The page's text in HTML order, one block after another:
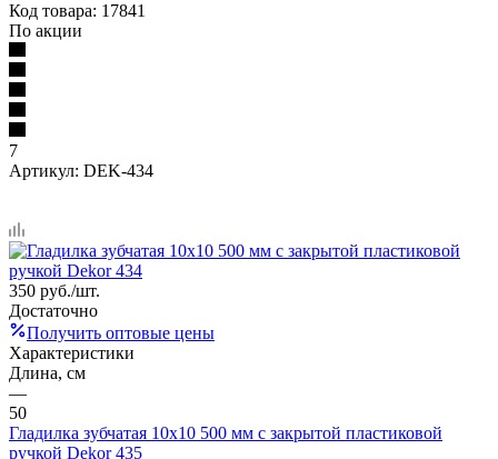
Код товара: 17841
По акции
7
Артикул: DEK-434
350 руб./шт.
Достаточно
Получить оптовые цены
Характеристики
Длина, см
—
50
Гладилка зубчатая 10х10 500 мм с закрытой пластиковой
ручкой Dekor 435